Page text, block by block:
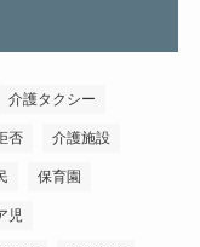
介護タクシー
否 介護施設
保育園
児